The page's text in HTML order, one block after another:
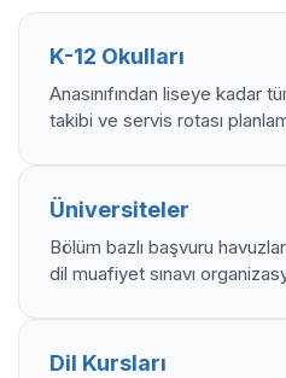
K-12 Okulları
Anasınıfından liseye kadar
takibi ve servis rotası
Üniversiteler
Bölüm bazlı başvuru
dil muafiyet sınavı
Dil Kursları